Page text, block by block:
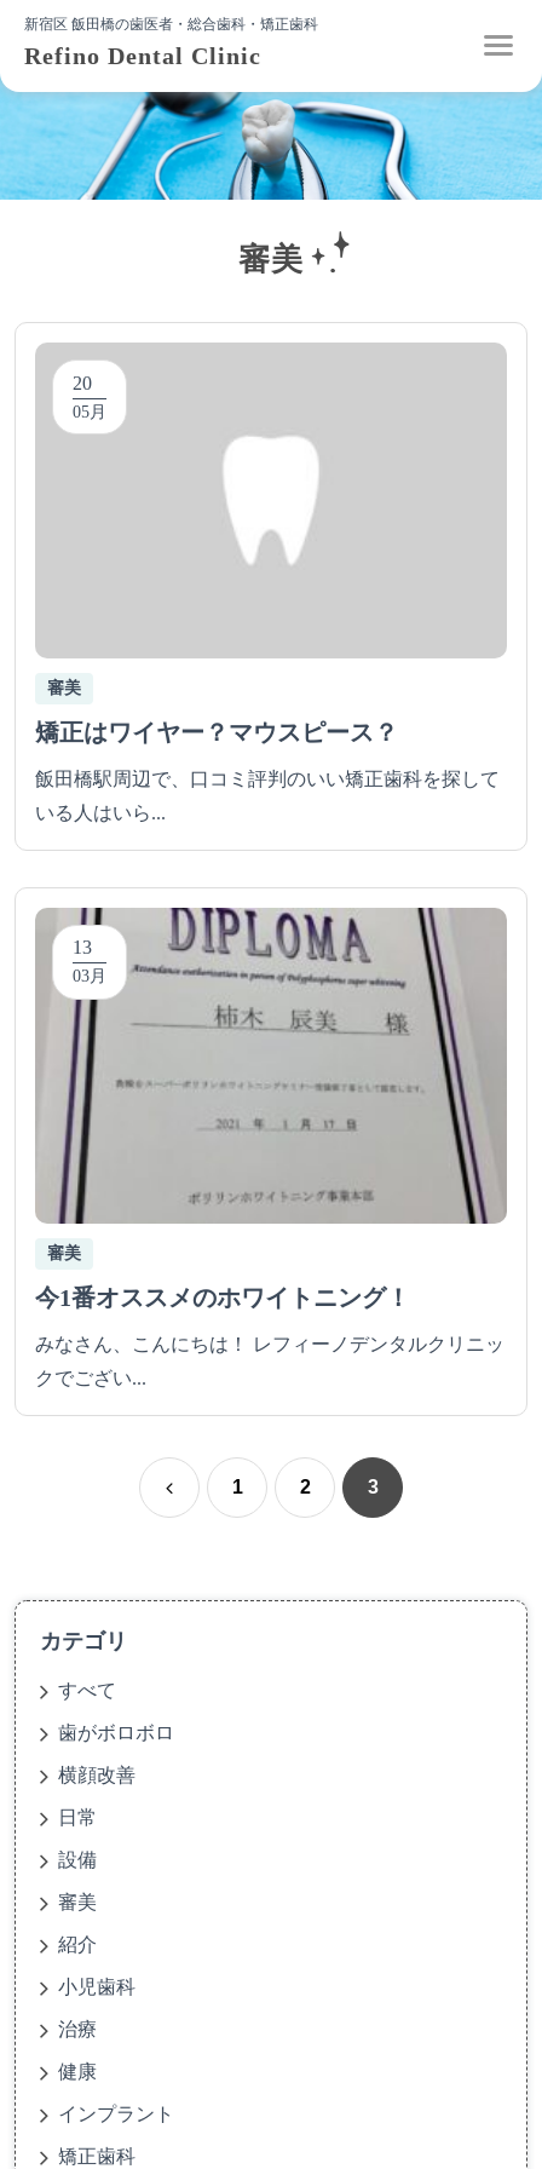
新宿区 飯田橋の歯医者・総合歯科・矯正歯科
Refino Dental Clinic
審美
20
05月
審美
矯正はワイヤー？マウスピース？
飯田橋駅周辺で、口コミ評判のいい矯正歯科を探して
いる人はいら...
13
03月
審美
今1番オススメのホワイトニング！
みなさん、こんにちは！ レフィーノデンタルクリニッ
クでござい...
1 2 3
カテゴリ
すべて
歯がボロボロ
横顔改善
日常
設備
審美
紹介
小児歯科
治療
健康
インプラント
矯正歯科